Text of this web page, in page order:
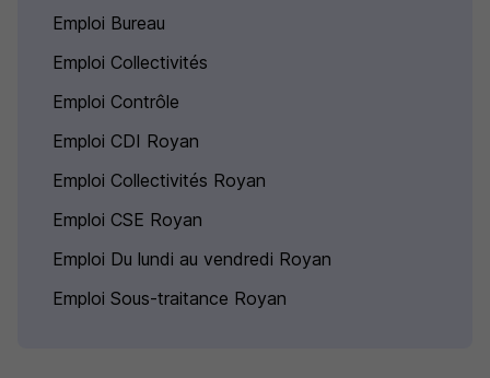
Emploi Bureau
Emploi Collectivités
Emploi Contrôle
Emploi CDI Royan
Emploi Collectivités Royan
Emploi CSE Royan
Emploi Du lundi au vendredi Royan
Emploi Sous-traitance Royan